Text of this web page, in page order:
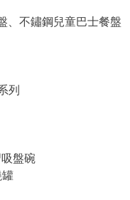
、不鏽鋼兒童巴士餐盤
列
盤碗